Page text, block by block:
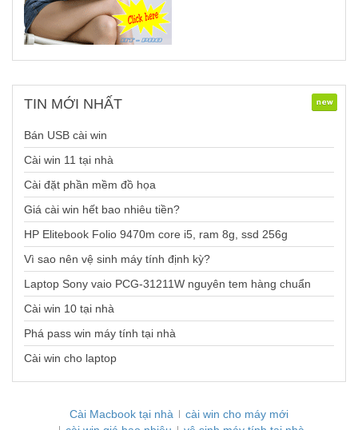
TIN MỚI NHẤT
Bán USB cài win
Cài win 11 tại nhà
Cài đặt phần mềm đồ họa
Giá cài win hết bao nhiêu tiền?
HP Elitebook Folio 9470m core i5, ram 8g, ssd 256g
Vì sao nên vệ sinh máy tính định kỳ?
Laptop Sony vaio PCG-31211W nguyên tem hàng chuẩn
Cài win 10 tại nhà
Phá pass win máy tính tại nhà
Cài win cho laptop
Cài Macbook tại nhà
cài win cho máy mới